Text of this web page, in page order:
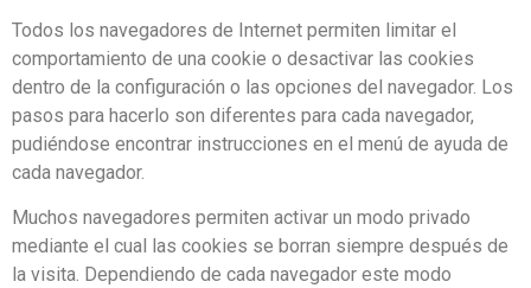
Todos los navegadores de Internet permiten limitar el
comportamiento de una cookie o desactivar las cookies
dentro de la configuración o las opciones del navegador. Los
pasos para hacerlo son diferentes para cada navegador,
pudiéndose encontrar instrucciones en el menú de ayuda de
cada navegador.
Muchos navegadores permiten activar un modo privado
mediante el cual las cookies se borran siempre después de
la visita. Dependiendo de cada navegador este modo